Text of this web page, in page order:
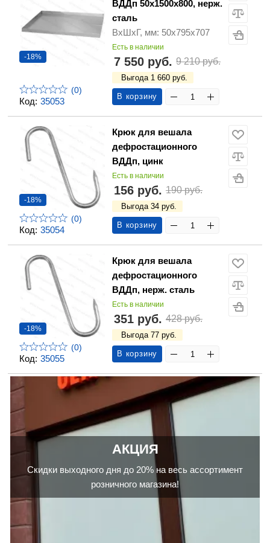
Код: 35053
-18%
(0)
ВДДп 50х1500х800, нерж.
сталь
ВхШхГ, мм: 50х795х707
Есть в наличии
7 550 руб. 9 210 руб.
Выгода 1 660 руб.
В корзину
Код: 35054
-18%
(0)
Крюк для вешала
дефростационного
ВДДп, цинк
Есть в наличии
156 руб. 190 руб.
Выгода 34 руб.
В корзину
Код: 35055
-18%
(0)
Крюк для вешала
дефростационного
ВДДп, нерж. сталь
Есть в наличии
351 руб. 428 руб.
Выгода 77 руб.
В корзину
АКЦИЯ
Скидки выходного дня до 20% на весь ассортимент
розничного магазина!